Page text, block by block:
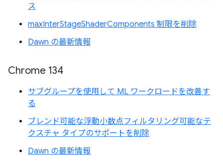
ス
maxInterStageShaderComponents 制限を削除
Dawn の最新情報
Chrome 134
サブグループを使用して ML ワークロードを改善す
る
ブレンド可能な浮動小数点フィルタリング可能なテ
クスチャ タイプのサポートを削除
Dawn の最新情報